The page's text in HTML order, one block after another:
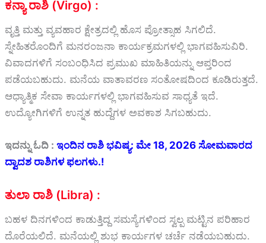
ಕನ್ಯಾ ರಾಶಿ (Virgo) :
ವೃತ್ತಿ ಮತ್ತು ವ್ಯವಹಾರ ಕ್ಷೇತ್ರದಲ್ಲಿ ಹೊಸ ಪ್ರೋತ್ಸಾಹ ಸಿಗಲಿದೆ.
ಸ್ನೇಹಿತರೊಂದಿಗೆ ಮನರಂಜನಾ ಕಾರ್ಯಕ್ರಮಗಳಲ್ಲಿ ಭಾಗವಹಿಸುವಿರಿ.
ವಿವಾದಗಳಿಗೆ ಸಂಬಂಧಿಸಿದ ಪ್ರಮುಖ ಮಾಹಿತಿಯನ್ನು ಆಪ್ತರಿಂದ
ಪಡೆಯಬಹುದು. ಮನೆಯ ವಾತಾವರಣ ಸಂತೋಷದಿಂದ ಕೂಡಿರುತ್ತದೆ.
ಆಧ್ಯಾತ್ಮಿಕ ಸೇವಾ ಕಾರ್ಯಗಳಲ್ಲಿ ಭಾಗವಹಿಸುವ ಸಾಧ್ಯತೆ ಇದೆ.
ಉದ್ಯೋಗಿಗಳಿಗೆ ಉನ್ನತ ಹುದ್ದೆಗಳ ಅವಕಾಶ ಸಿಗಬಹುದು.
ಇದನ್ನು ಓದಿ : ಇಂದಿನ ರಾಶಿ ಭವಿಷ್ಯ: ಮೇ 18, 2026 ಸೋಮವಾರದ
ದ್ವಾದಶ ರಾಶಿಗಳ ಫಲಗಳು.!
ತುಲಾ ರಾಶಿ (Libra) :
ಬಹಳ ದಿನಗಳಿಂದ ಕಾಡುತ್ತಿದ್ದ ಸಮಸ್ಯೆಗಳಿಂದ ಸ್ವಲ್ಪ ಮಟ್ಟಿನ ಪರಿಹಾರ
ದೊರೆಯಲಿದೆ. ಮನೆಯಲ್ಲಿ ಶುಭ ಕಾರ್ಯಗಳ ಚರ್ಚೆ ನಡೆಯಬಹುದು.